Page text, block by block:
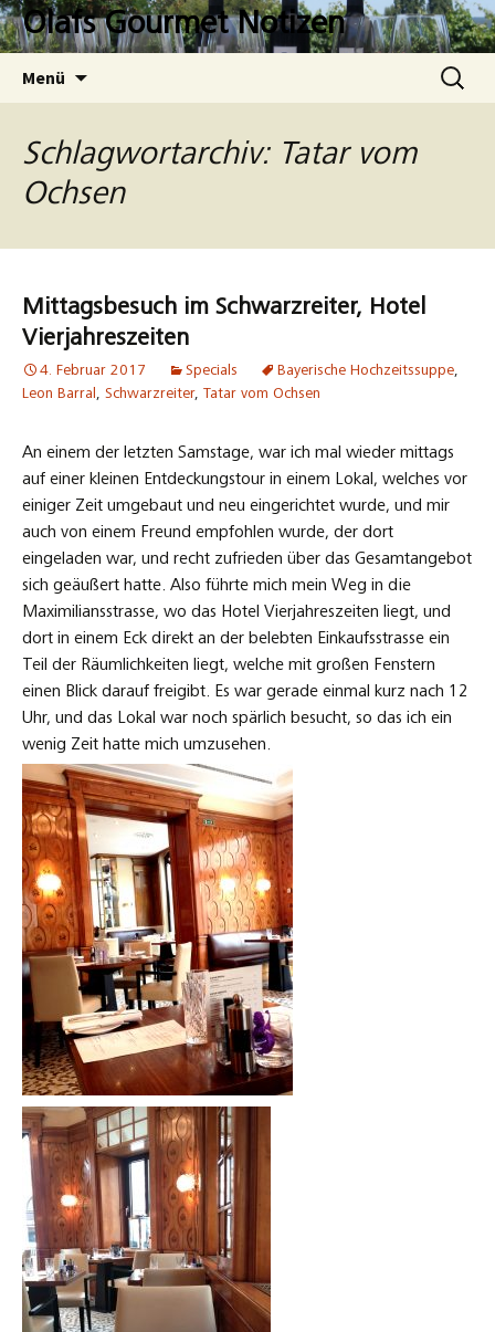
Zum
InhaltOlafs Gourmet Notizen
Menü
Suchen
nach:
Schlagwortarchiv: Tatar vom
Ochsen
Mittagsbesuch im Schwarzreiter, Hotel
Vierjahreszeiten
4. Februar 2017 Specials Bayerische Hochzeitssuppe,
Leon Barral, Schwarzreiter, Tatar vom Ochsen
An einem der letzten Samstage, war ich mal wieder mittags
auf einer kleinen Entdeckungstour in einem Lokal, welches vor
einiger Zeit umgebaut und neu eingerichtet wurde, und mir
auch von einem Freund empfohlen wurde, der dort
eingeladen war, und recht zufrieden über das Gesamtangebot
sich geäußert hatte. Also führte mich mein Weg in die
Maximiliansstrasse, wo das Hotel Vierjahreszeiten liegt, und
dort in einem Eck direkt an der belebten Einkaufsstrasse ein
Teil der Räumlichkeiten liegt, welche mit großen Fenstern
einen Blick darauf freigibt. Es war gerade einmal kurz nach 12
Uhr, und das Lokal war noch spärlich besucht, so das ich ein
wenig Zeit hatte mich umzusehen.